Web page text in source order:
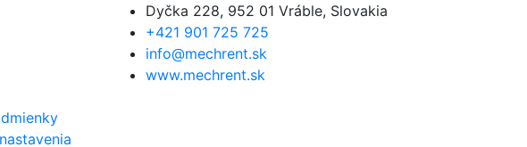
Dyčka 228, 952 01 Vráble, Slovakia
+421 901 725 725
info@mechrent.sk
www.mechrent.sk